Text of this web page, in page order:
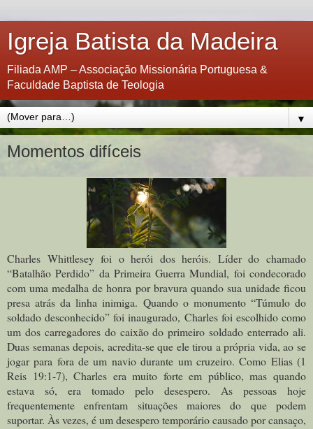
Igreja Batista da Madeira
Filiada AMP – Associação Missionária Portuguesa &
Faculdade Baptista de Teologia
▼
Momentos difíceis
Charles Whittlesey foi o herói dos heróis. Líder do chamado
“Batalhão Perdido” da Primeira Guerra Mundial, foi condecorado
com uma medalha de honra por bravura quando sua unidade ficou
presa atrás da linha inimiga. Quando o monumento “Túmulo do
soldado desconhecido” foi inaugurado, Charles foi escolhido como
um dos carregadores do caixão do primeiro soldado enterrado ali.
Duas semanas depois, acredita-se que ele tirou a própria vida, ao se
jogar para fora de um navio durante um cruzeiro. Como Elias (1
Reis 19:1-7), Charles era muito forte em público, mas quando
estava só, era tomado pelo desespero. As pessoas hoje
frequentemente enfrentam situações maiores do que podem
suportar. Às vezes, é um desespero temporário causado por cansaço,